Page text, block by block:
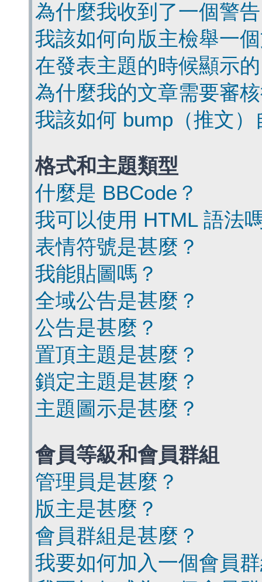
為什麼我收到了一個警
我該如何向版主檢舉一
在發表主題的時候顯示
為什麼我的文章需要審
我該如何 bump（推文
格式和主題類型
什麼是 BBCode？
我可以使用 HTML 語法
表情符號是甚麼？
我能貼圖嗎？
全域公告是甚麼？
公告是甚麼？
置頂主題是甚麼？
鎖定主題是甚麼？
主題圖示是甚麼？
會員等級和會員群組
管理員是甚麼？
版主是甚麼？
會員群組是甚麼？
我要如何加入一個會員